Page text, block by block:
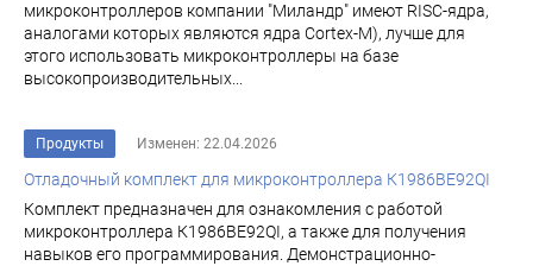
микроконтроллеров компании "Миландр" имеют RISC-ядра,
аналогами которых являются ядра Cortex-M), лучше для
этого использовать микроконтроллеры на базе
высокопроизводительных...
Продукты Изменен: 22.04.2026
Отладочный комплект для микроконтроллера К1986ВЕ92QI
Комплект предназначен для ознакомления с работой
микроконтроллера К1986ВЕ92QI, а также для получения
навыков его программирования. Демонстрационно-